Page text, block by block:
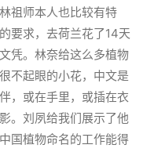
祖师本人也比较有特
要求，去荷兰花了14天
凭。林奈给这么多植物
不起眼的小花，中文是
，或在手里，或插在衣
。刘夙给我们展示了他
国植物命名的工作能得